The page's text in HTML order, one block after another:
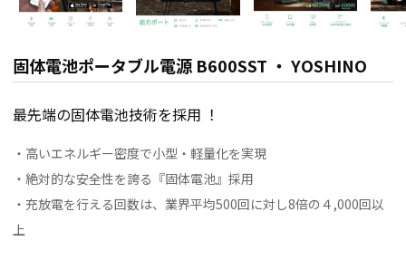
固体電池ポータブル電源 B600SST ・ YOSHINO
最先端の固体電池技術を採用 ！
・高いエネルギー密度で小型・軽量化を実現
・絶対的な安全性を誇る『固体電池』採用
・充放電を行える回数は、業界平均500回に対し8倍の４,000回以
上